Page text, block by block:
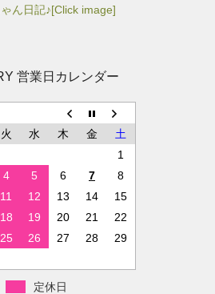
ん日記♪[Click image]
営業日カレンダー
火 水 木 金
土
1
4 5 6 7
8
11 12 13 14
15
18 19 20 21
22
25 26 27 28
29
定休日